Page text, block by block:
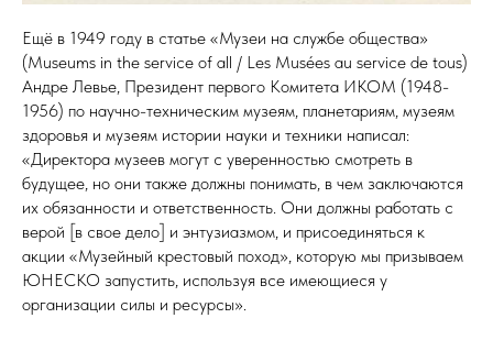
Ещё в 1949 году в статье «Музеи на службе общества»
(Museums in the service of all / Les Musées au service de tous)
Андре Левье, Президент первого Комитета ИКОМ (1948-
1956) по научно-техническим музеям, планетариям, музеям
здоровья и музеям истории науки и техники написал:
«Директора музеев могут с уверенностью смотреть в
будущее, но они также должны понимать, в чем заключаются
их обязанности и ответственность. Они должны работать с
верой [в свое дело] и энтузиазмом, и присоединяться к
акции «Музейный крестовый поход», которую мы призываем
ЮНЕСКО запустить, используя все имеющиеся у
организации силы и ресурсы».